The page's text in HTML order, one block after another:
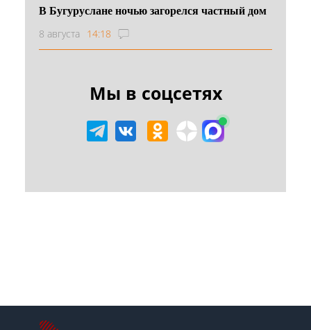
В Бугуруслане ночью загорелся частный дом
8 августа 14:18
Мы в соцсетях